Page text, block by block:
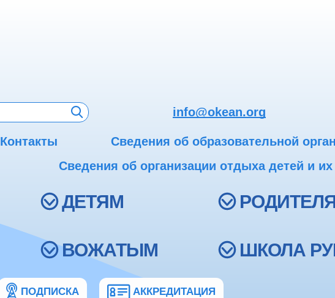
info@okean.org
Контакты Сведения об образовательной
Сведения об организации отдыха детей и
ДЕТЯМ
ВОЖАТЫМ ШКОЛА
ПОДПИСКА АККРЕДИТАЦИЯ